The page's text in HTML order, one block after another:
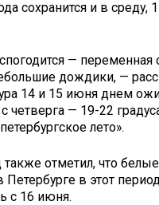
сохранится и в
— переменная
дождики, —
14 и 15 июня днем
с четверга — 19-22
лето».
отметил, что
Петербурге в этот
с 16 июня.